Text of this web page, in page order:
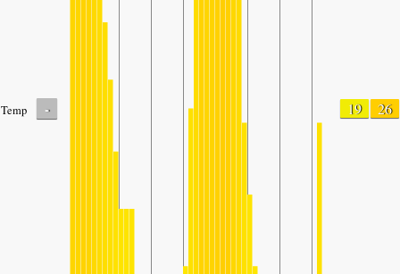
Temp - 19 26